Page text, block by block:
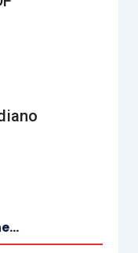
dei prodotti
da soluzioni
le
e la
i livelli di
milioni di euro,